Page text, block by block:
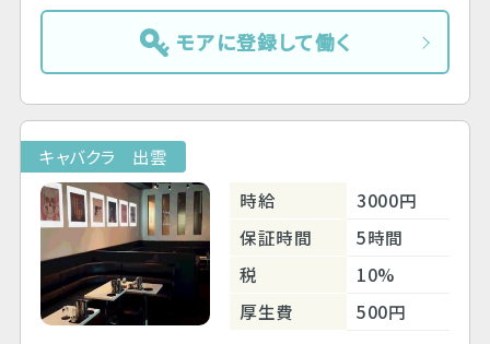
モアに登録して働く
キャバクラ 出雲
時給
3000円
保証時間
5時間
税
10%
厚生費
500円